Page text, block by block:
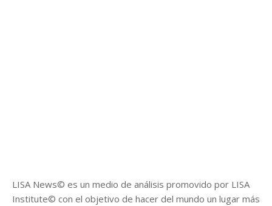
LISA News© es un medio de análisis promovido por LISA
Institute© con el objetivo de hacer del mundo un lugar más